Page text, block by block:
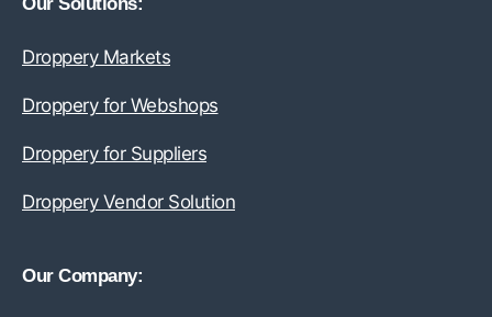
Droppery Markets
Droppery for Webshops
Droppery for Suppliers
Droppery Vendor Solution
Our Company: